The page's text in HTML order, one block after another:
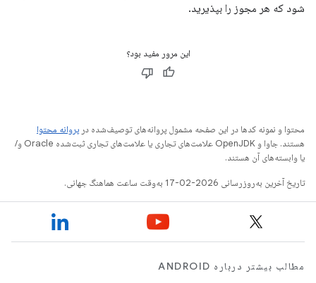
شود که هر مجوز را بپذیرید.
این مرور مفید بود؟
محتوا و نمونه کدها در این صفحه مشمول پروانه‌های توصیف‌شده در پروانه محتوا
هستند. جاوا و OpenJDK علامت‌های تجاری یا علامت‌های تجاری ثبت‌شده Oracle و/
یا وابسته‌های آن هستند.
تاریخ آخرین به‌روزرسانی 2026-02-17 به‌وقت ساعت هماهنگ جهانی.
مطالب بیشتر درباره ANDROID